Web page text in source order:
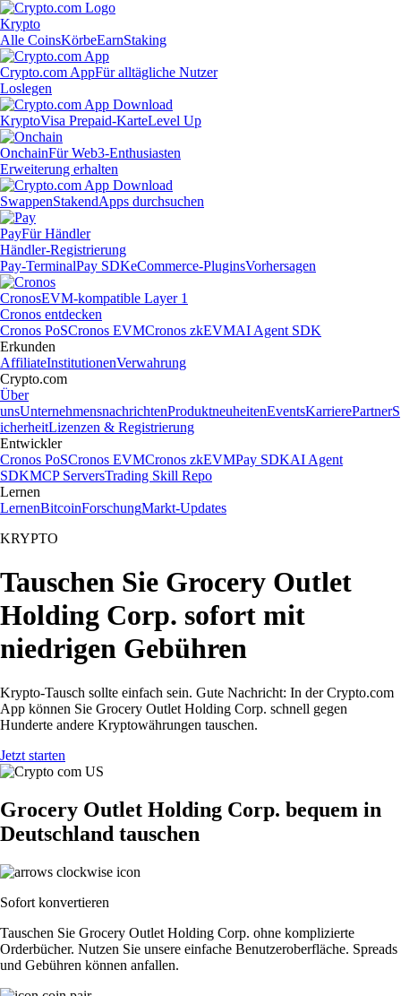
Krypto
Alle CoinsKörbeEarnStaking
Crypto.com AppFür alltägliche Nutzer
Loslegen
KryptoVisa Prepaid-KarteLevel Up
OnchainFür Web3-Enthusiasten
Erweiterung erhalten
SwappenStakendApps durchsuchen
PayFür Händler
Händler-Registrierung
Pay-TerminalPay SDKeCommerce-PluginsVorhersagen
CronosEVM-kompatible Layer 1
Cronos entdecken
Cronos PoSCronos EVMCronos zkEVMAI Agent SDK
Erkunden
AffiliateInstitutionenVerwahrung
Crypto.com
Über
unsUnternehmensnachrichtenProduktneuheitenEventsKarrierePartnerS
icherheitLizenzen & Registrierung
Entwickler
Cronos PoSCronos EVMCronos zkEVMPay SDKAI Agent
SDKMCP ServersTrading Skill Repo
Lernen
LernenBitcoinForschungMarkt-Updates
KRYPTO
Tauschen Sie Grocery Outlet
Holding Corp. sofort mit
niedrigen Gebühren
Krypto-Tausch sollte einfach sein. Gute Nachricht: In der Crypto.com
App können Sie Grocery Outlet Holding Corp. schnell gegen
Hunderte andere Kryptowährungen tauschen.
Jetzt starten
Grocery Outlet Holding Corp. bequem in
Deutschland tauschen
Sofort konvertieren
Tauschen Sie Grocery Outlet Holding Corp. ohne komplizierte
Orderbücher. Nutzen Sie unsere einfache Benutzeroberfläche. Spreads
und Gebühren können anfallen.